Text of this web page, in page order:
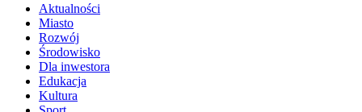
Aktualności
Miasto
Rozwój
Środowisko
Dla inwestora
Edukacja
Kultura